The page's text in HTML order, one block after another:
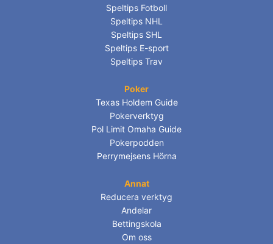
Speltips Fotboll
Speltips NHL
Speltips SHL
Speltips E-sport
Speltips Trav
Poker
Texas Holdem Guide
Pokerverktyg
Pol Limit Omaha Guide
Pokerpodden
Perrymejsens Hörna
Annat
Reducera verktyg
Andelar
Bettingskola
Om oss